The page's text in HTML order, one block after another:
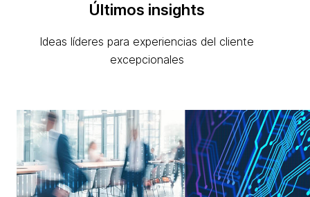
Últimos insights
Ideas líderes para experiencias del cliente
excepcionales